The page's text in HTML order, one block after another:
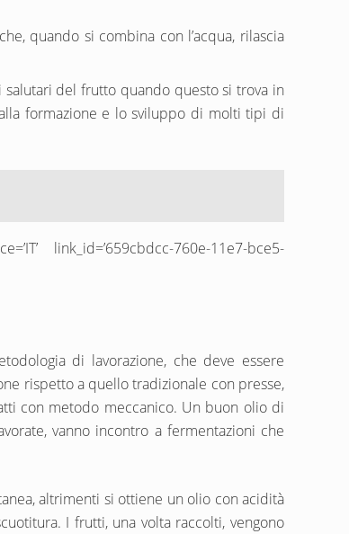
quando si combina con l’acqua, rilascia
del frutto quando questo si trova in
formazione e lo sviluppo di molti tipi di
link_id=’659cbdcc-760e-11e7-bce5-
di lavorazione, che deve essere
rispetto a quello tradizionale con presse,
con metodo meccanico. Un buon olio di
vanno incontro a fermentazioni che
altrimenti si ottiene un olio con acidità
I frutti, una volta raccolti, vengono